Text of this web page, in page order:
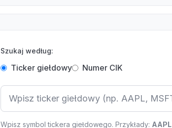
Szukaj według:
Ticker giełdowy Numer CIK
Wpisz symbol tickera giełdowego. Przykłady: AAPL